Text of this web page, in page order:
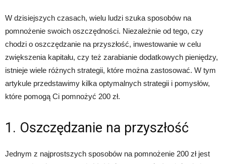
W dzisiejszych czasach, wielu ludzi szuka sposobów na
pomnożenie swoich oszczędności. Niezależnie od tego, czy
chodzi o oszczędzanie na przyszłość, inwestowanie w celu
zwiększenia kapitału, czy też zarabianie dodatkowych pieniędzy,
istnieje wiele różnych strategii, które można zastosować. W tym
artykule przedstawimy kilka optymalnych strategii i pomysłów,
które pomogą Ci pomnożyć 200 zł.
1. Oszczędzanie na przyszłość
Jednym z najprostszych sposobów na pomnożenie 200 zł jest